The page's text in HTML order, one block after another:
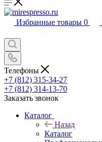
Избранные товары 0
Телефоны
+7 (812) 315-34-27
+7 (812) 314-13-70
Заказать звонок
Каталог
Назад
Каталог